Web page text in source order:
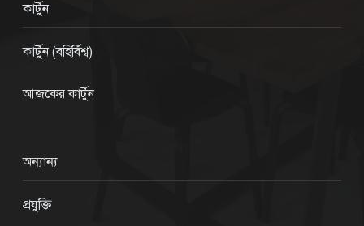
কার্টুন
কার্টুন (বহির্বিশ্ব)
আজকের কার্টুন
অন্যান্য
প্রযুক্তি